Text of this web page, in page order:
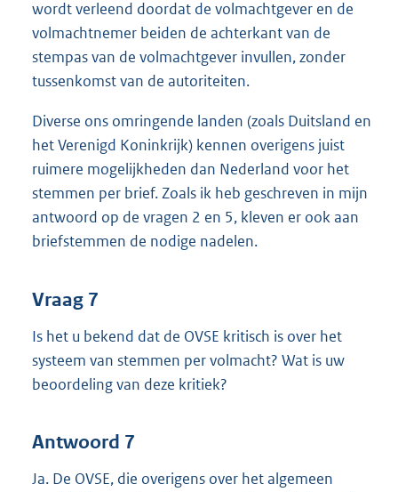
wordt verleend doordat de volmachtgever en de
volmachtnemer beiden de achterkant van de
stempas van de volmachtgever invullen, zonder
tussenkomst van de autoriteiten.
Diverse ons omringende landen (zoals Duitsland en
het Verenigd Koninkrijk) kennen overigens juist
ruimere mogelijkheden dan Nederland voor het
stemmen per brief. Zoals ik heb geschreven in mijn
antwoord op de vragen 2 en 5, kleven er ook aan
briefstemmen de nodige nadelen.
Vraag 7
Is het u bekend dat de OVSE kritisch is over het
systeem van stemmen per volmacht? Wat is uw
beoordeling van deze kritiek?
Antwoord 7
Ja. De OVSE, die overigens over het algemeen